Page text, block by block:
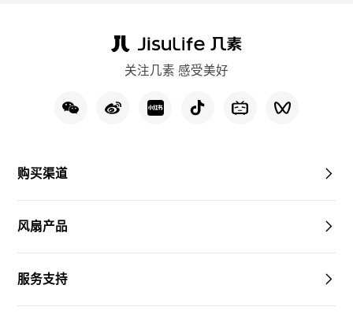
关注几素 感受美好
购买渠道
风扇产品
服务支持